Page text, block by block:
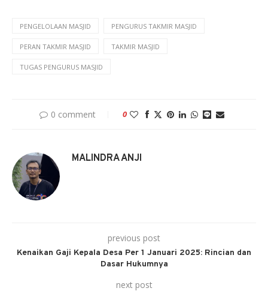
PENGELOLAAN MASJID PENGURUS TAKMIR MASJID
PERAN TAKMIR MASJID TAKMIR MASJID
TUGAS PENGURUS MASJID
0 comment 0
MALINDRA ANJI
previous post
Kenaikan Gaji Kepala Desa Per 1 Januari 2025: Rincian dan
Dasar Hukumnya
next post